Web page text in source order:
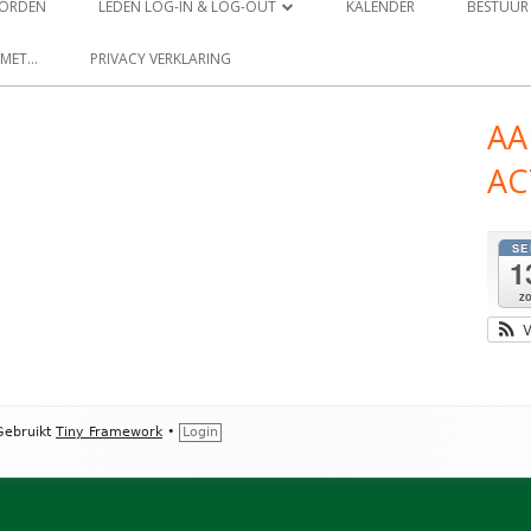
LEDEN LOG-IN & LOG-OUT
LEDEN PROFIEL
KALENDER BESTUUR
PRIVACY VERKLARING
zo
Tiny Framework • Login